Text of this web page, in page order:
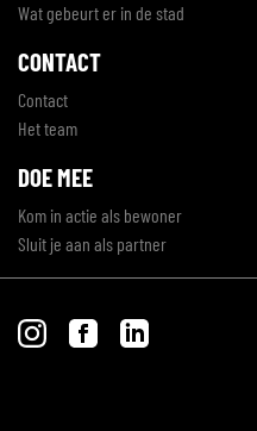
Wat gebeurt er in de stad
CONTACT
Contact
Het team
DOE MEE
Kom in actie als bewoner
Sluit je aan als partner